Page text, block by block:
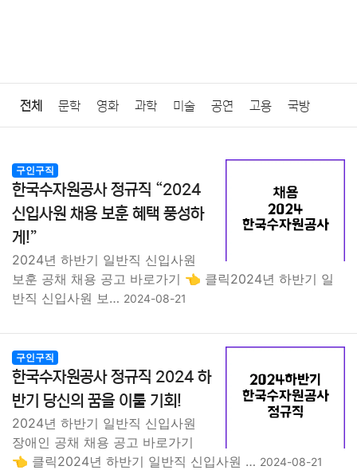
전체 문학 영화 과학 미술 공연 고용 국방
질병 가요 방송 일상 주식 블록체인
결혼
요리 상품리뷰 원예 금융 게임 스포츠 사진
종교 사회 정치 건강 의료
부동산 외국어 교육 교통
구인구직
한국수자원공사 정규직 “2024
신입사원 채용 보훈 혜택 풍성하
게!”
2024년 하반기 일반직 신입사원
보훈 공채 채용 공고 바로가기 👈 클릭2024년 하반기 일
반직 신입사원 보… 2024-08-21
구인구직
한국수자원공사 정규직 2024 하
반기 당신의 꿈을 이룰 기회!
2024년 하반기 일반직 신입사원
장애인 공채 채용 공고 바로가기
👈 클릭2024년 하반기 일반직 신입사원 … 2024-08-21